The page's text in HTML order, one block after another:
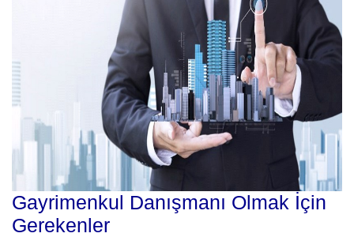
Gayrimenkul Danışmanı Olmak İçin
Gerekenler